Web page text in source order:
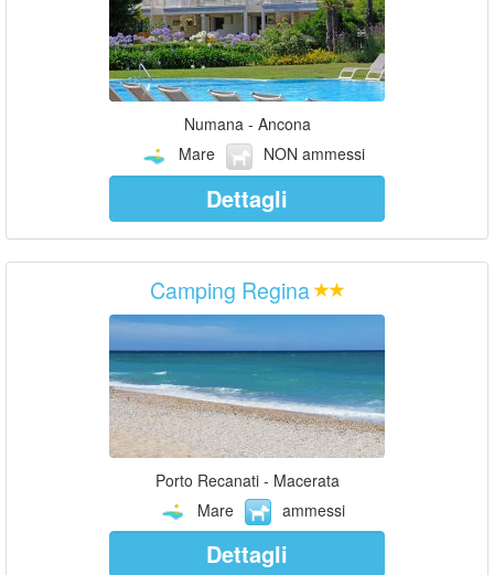
Numana - Ancona
Mare
NON ammessi
Dettagli
Camping Regina
Porto Recanati - Macerata
Mare
ammessi
Dettagli